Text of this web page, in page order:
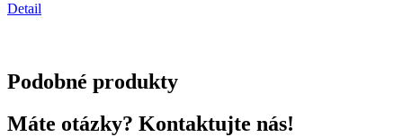
Detail
Podobné produkty
Máte otázky? Kontaktujte nás!